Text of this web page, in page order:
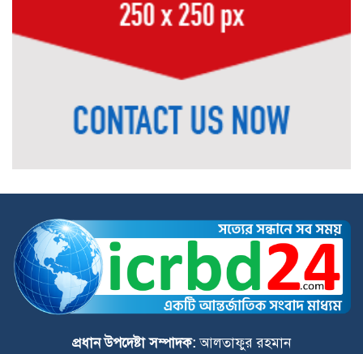
জুলাই সনদ বাস্তবায়ন ও গণহত্যার বিচারের
দাবিতে বীরগঞ্জে জামায়াতে ইসলামীর
গণমিছিল ও সমাবেশ
প্রতিটি অক্ষর বাস্তবায়নের অঙ্গীকার পানি
সম্পদ প্রতিমন্ত্রীর
অভিযুক্ত মাদক ব্যবসায়ী গ্রেফতার
প্রধান উপদেষ্টা সম্পাদক:আলতাফুর রহমান